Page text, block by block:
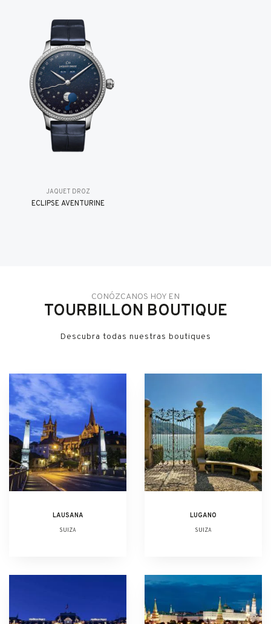
JAQUET DROZ
ÉCLIPSE AVENTURINE
CONÓZCANOS HOY EN
TOURBILLON BOUTIQUE
Descubra todas nuestras boutiques
LAUSANA
SUIZA
LUGANO
SUIZA